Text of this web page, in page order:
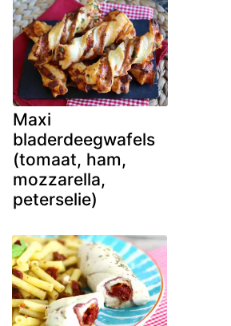
Maxi
bladerdeegwafels
(tomaat, ham,
mozzarella,
peterselie)